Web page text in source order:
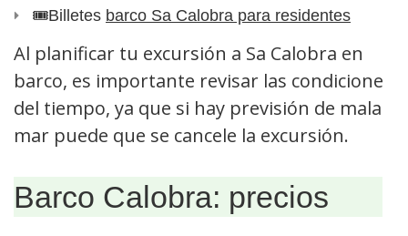
🎟️​Billetes barco Sa Calobra para residentes
Al planificar tu excursión a Sa Calobra en
barco, es importante revisar las condiciones
del tiempo, ya que si hay previsión de mala
mar puede que se cancele la excursión.
Barco Calobra: precios